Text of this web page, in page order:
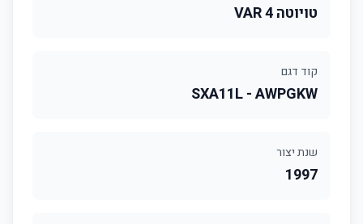
טויוטה 4 VAR
קוד דגם
SXA11L - AWPGKW
שנת יצור
1997